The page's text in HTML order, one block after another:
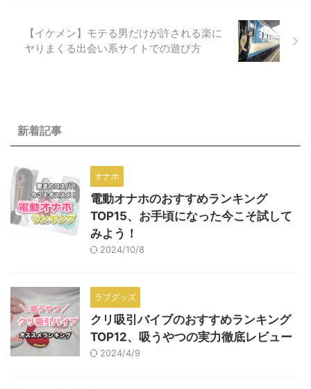
オナニーにハマっていて、やめら
れない人のために、代替策も用意
しました。自慰行為で死ぬなんて
洒落になりません。 しっかり記
【イケメン】モテる男だけが許される楽に
ヤりまくる出会い系サイトでの遊び方
新着記事
オナホ
電動オナホのおすすめランキング
TOP15、お手頃になった今こそ試して
みよう！
2024/10/8
ラブグッズ
クリ吸引バイブのおすすめランキング
TOP12、吸うやつの実力徹底レビュー
2024/4/9